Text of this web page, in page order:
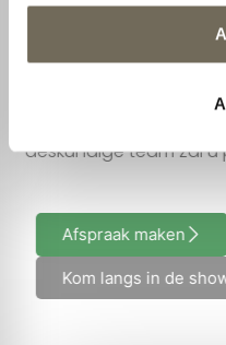
en materialen en
mogelijkheden die uw
functionaliteiten
een passende
deskundige team zal
Afspraak maken
Kom langs in de